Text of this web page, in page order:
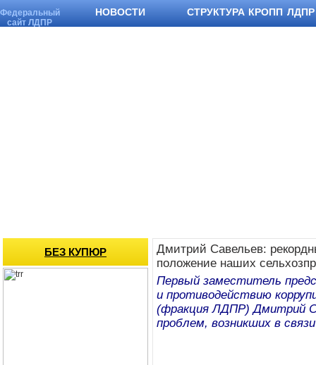
Федеральный
сайт ЛДПР
НОВОСТИ СТРУКТУРА КРОПП ЛДПР
Дмитрий Савельев:
положение наших
Первый заместитель
и противодействию
(фракция ЛДПР) Дмитрий
проблем, возникших в
БЕЗ КУПЮР